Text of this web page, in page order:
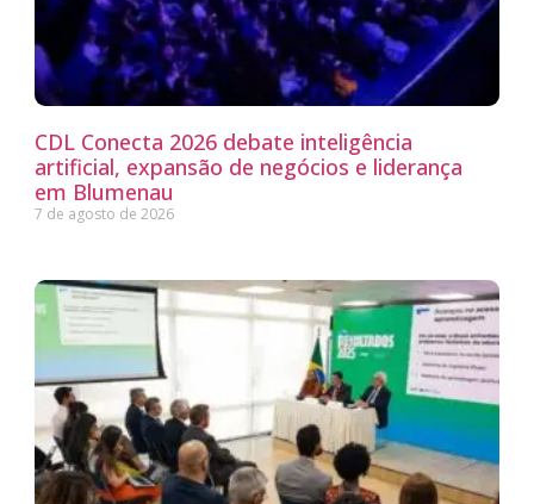
CDL Conecta 2026 debate inteligência
artificial, expansão de negócios e liderança
em Blumenau
7 de agosto de 2026